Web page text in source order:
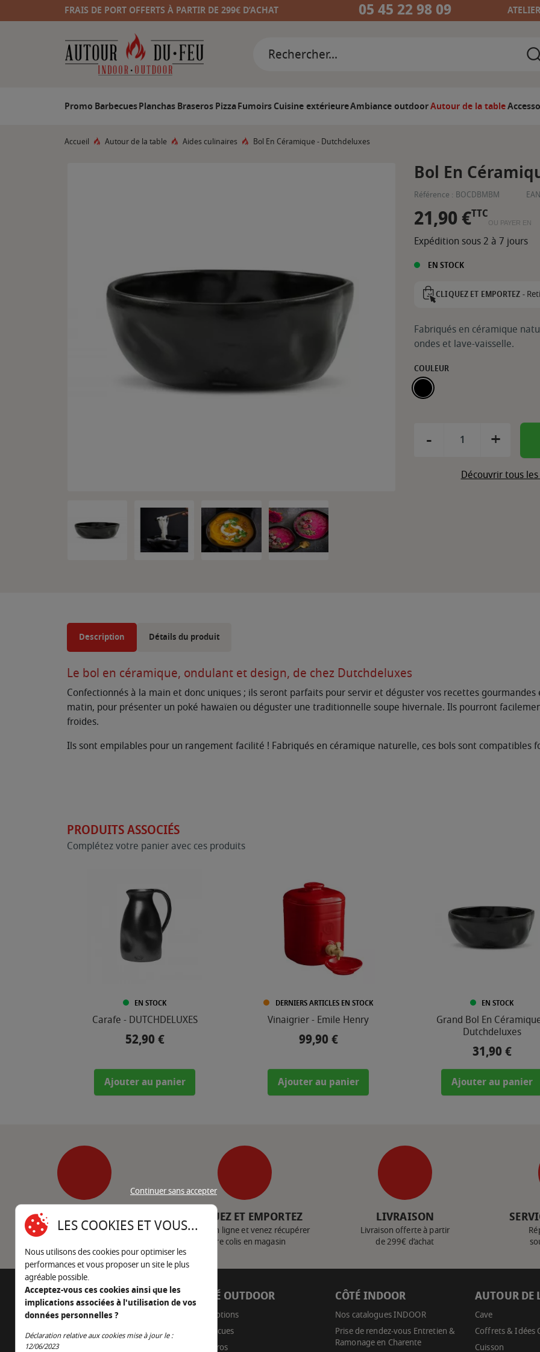
FRAIS DE PORT OFFERTS À PARTIR DE 299€ D’ACHAT 05 45 22 98 09
Promo BarbecuesPlanchasBraserosPizzaFumoirsCuisine extérieureAmbiance outdoorAutour de la table
Accueil Autour de la table Aides culinaires Bol En Céramique - Dutchdeluxes
Bol En
Référence : BOCDBMBM
21,90 €TTC
OU PAYER EN
Expédition sous 2 à 7 jours
EN STOCK
CLIQUEZ ET EMPORTEZ -
Fabriqués en céramique
ondes et lave-vaisselle.
COULEUR
NOIR MAT
- +
Découvrir tous
Description Détails du produit
Le bol en céramique, ondulant et design, de chez Dutchdeluxes
Confectionnés à la main et donc uniques ; ils seront parfaits pour servir et déguster vos recettes
matin, pour présenter un poké hawaïen ou déguster une traditionnelle soupe hivernale. Ils pourront
froides.
Ils sont empilables pour un rangement facilité ! Fabriqués en céramique naturelle, ces bols sont compatibles
PRODUITS ASSOCIÉS
Complétez votre panier avec ces produits
EN STOCK
Carafe - DUTCHDELUXES
Prix
52,90 €
Ajouter au panier
DERNIERS ARTICLES EN STOCK
Vinaigrier - Emile Henry
Prix
99,90 €
Ajouter au panier
EN STOCK
Grand Bol En
Dutchdeluxes
Prix
31,90 €
Ajouter au panier
SERVICE CLIENT
Nous contacter
CLIQUEZ ET EMPORTEZ
Achetez en ligne et venez récupérer
votre colis en magasin
LIVRAISON
Livraison offerte à partir
de 299€ d’achat
AUTOUR DU FEU
05 45 22 98 09
Nous envoyer un e-mail
CÔTÉ OUTDOOR
Promotions
Barbecues
Braseros
CÔTÉ INDOOR
Nos catalogues INDOOR
Prise de rendez-vous Entretien &
Ramonage en Charente
AUTOUR DE
Cave
Coffrets & Idées
Cuisson
Continuer sans accepter
LES COOKIES ET VOUS...
Nous utilisons des cookies pour optimiser les
performances et vous proposer un site le plus
agréable possible.
Acceptez-vous ces cookies ainsi que les
implications associées à l'utilisation de vos
données personnelles ?
Déclaration relative aux cookies mise à jour le :
12/06/2023